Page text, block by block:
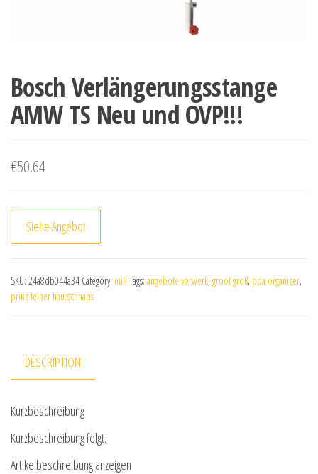
Bosch Verlängerungsstange
AMW TS Neu und OVP!!!
€50.64
Siehe Angebot
SKU: 24a8db044a34 Category: null Tags: angebote vorwerk, groot groß, pda organizer,
prinz feiner hausschnaps
DESCRIPTION
Kurzbeschreibung
Kurzbeschreibung folgt.
Artikelbeschreibung anzeigen